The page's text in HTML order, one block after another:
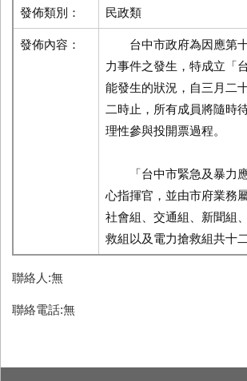
發佈類別： 民政類
發佈內容：
台中市政府為因應第十
力事件之發生，特成立「
能發生的狀況，自三月二
二時止，所有成員將隨時
理性參與投開票過程。
「台中市緊急及暴力應
心指揮官，並由市府業務
社會組、交通組、新聞組
救組以及電力搶救組共十
聯絡人:無
聯絡電話:無